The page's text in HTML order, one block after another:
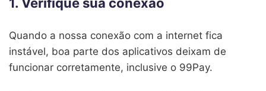
Quando a nossa conexão com a internet fica
instável, boa parte dos aplicativos deixam de
funcionar corretamente, inclusive o 99Pay.